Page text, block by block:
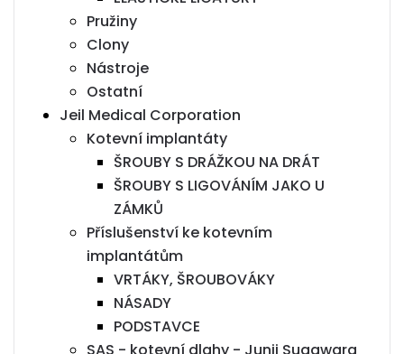
Pružiny
Clony
Nástroje
Ostatní
Jeil Medical Corporation
Kotevní implantáty
ŠROUBY S DRÁŽKOU NA DRÁT
ŠROUBY S LIGOVÁNÍM JAKO U
ZÁMKŮ
Příslušenství ke kotevním
implantátům
VRTÁKY, ŠROUBOVÁKY
NÁSADY
PODSTAVCE